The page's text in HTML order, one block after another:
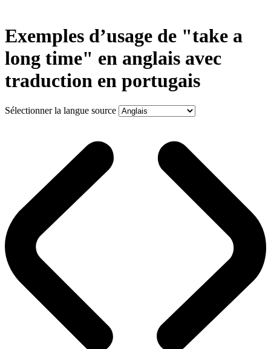
Exemples d’usage de "take a
long time" en anglais avec
traduction en portugais
Sélectionner la langue source